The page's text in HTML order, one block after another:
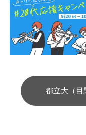
都立大（目